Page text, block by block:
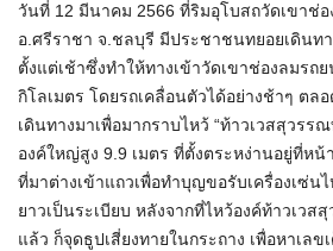
วันที่ 12 มีนาคม 2566 ที่ริมอุโบสถวัดเขาช่
อ.ศรีราชา จ.ชลบุรี มีประชาชนทยอยเดินท
ตั้งแต่เช้าซึ่งทำให้ทางเข้าวัดเขาช่องลมรถ
กิโลเมตร โดยรถเคลื่อนตัวได้อย่างช้าๆ ตล
เดินทางมาเพื่อมากราบไหว้ “ท้าวเวสสุวรร
องค์ใหญ่สูง 9.9 เมตร ที่ตั้งตระหง่านอยู่ที่ห
ที่มาต่างเข้าแถวเพื่อทำบุญขอรับเครื่องเซ่น
ยาวเป็นระเบียบ หลังจากที่ไหว้องค์ท้าวเวส
แล้ว ก็จุดธูปเสี่ยงทายในกระถาง เพื่อหาเล